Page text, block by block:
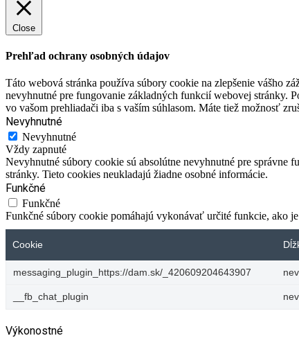
Close
Prehľad ochrany osobných údajov
Táto webová stránka používa súbory cookie na zlepšenie vášho
nevyhnutné pre fungovanie základných funkcií webovej stránky.
vo vašom prehliadači iba s vaším súhlasom. Máte tiež možnosť
Nevyhnutné
Nevyhnutné
Vždy zapnuté
Nevyhnutné súbory cookie sú absolútne nevyhnutné pre správne
stránky. Tieto cookies neukladajú žiadne osobné informácie.
Funkčné
Funkčné
Funkčné súbory cookie pomáhajú vykonávať určité funkcie, ako
Cookie
messaging_plugin_https://dam.sk/_420609204643907
__fb_chat_plugin
Výkonostné